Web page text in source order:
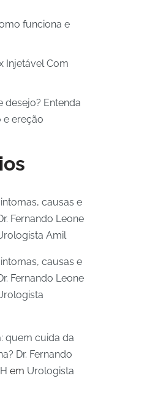
funciona e
Injetável Com
desejo? Entenda
e ereção
causas e
Fernando Leone
Amil
causas e
Fernando Leone
quem cuida da
Dr. Fernando
em Urologista